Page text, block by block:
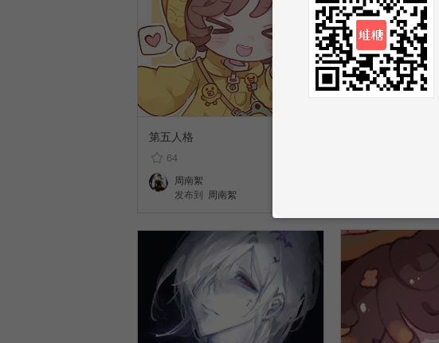
第五人格
64
周南絮
发布到 周南絮